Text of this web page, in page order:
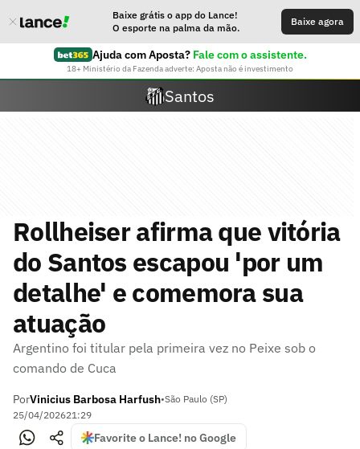
Baixe grátis o app do Lance!
O esporte na palma da mão.
Baixe agora
Ajuda com Aposta? Fale com o assistente.
18+ Ministério da Fazenda adverte: Aposta não é investimento
Santos
Rollheiser afirma que vitória
do Santos escapou 'por um
detalhe' e comemora sua
atuação
Argentino foi titular pela primeira vez no Peixe sob o
comando de Cuca
PorVinicius Barbosa Harfush•São Paulo (SP)
25/04/202621:29
Favorite o Lance! no Google